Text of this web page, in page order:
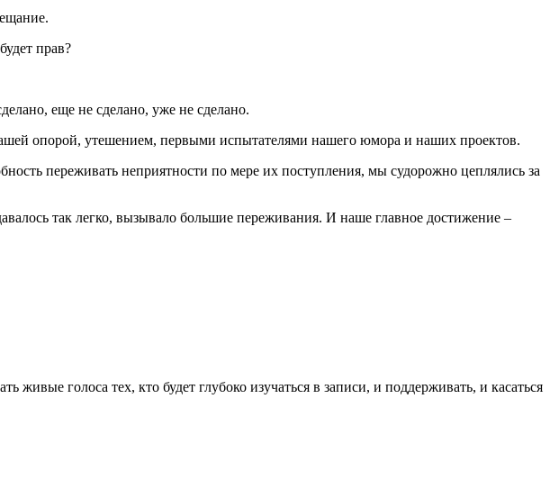
прав?
еще не сделано, уже не сделано.
опорой, утешением, первыми испытателями нашего юмора и наших проектов.
переживать неприятности по мере их поступления, мы судорожно цеплялись за
так легко, вызывало большие переживания. И наше главное достижение –
живые голоса тех, кто будет глубоко изучаться в записи, и поддерживать, и касаться